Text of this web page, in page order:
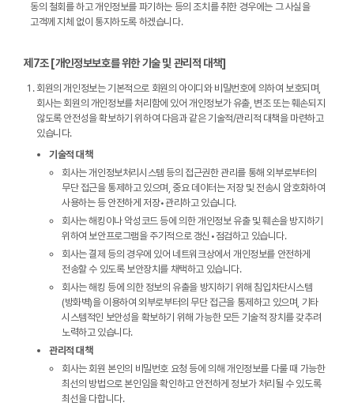
동의 철회를 하고 개인정보를 파기하는 등의 조치를 취한 경우에는 그 사실을
고객께 지체 없이 통지하도록 하겠습니다.
제7조 [개인정보보호를 위한 기술 및 관리적 대책]
회원의 개인정보는 기본적으로 회원의 아이디와 비밀번호에 의하여 보호되며,
회사는 회원의 개인정보를 처리함에 있어 개인정보가 유출, 변조 또는 훼손되지
않도록 안전성을 확보하기 위하여 다음과 같은 기술적/관리적 대책을 마련하고
있습니다.
기술적 대책
회사는 개인정보처리시스템 등의 접근권한 관리를 통해 외부로부터의
무단 접근을 통제하고 있으며, 중요 데이터는 저장 및 전송시 암호화하여
사용하는 등 안전하게 저장•관리하고 있습니다.
회사는 해킹이나 악성코드 등에 의한 개인정보 유출 및 훼손을 방지하기
위하여 보안프로그램을 주기적으로 갱신•점검하고 있습니다.
회사는 결제 등의 경우에 있어 네트워크상에서 개인정보를 안전하게
전송할 수 있도록 보안장치를 채택하고 있습니다.
회사는 해킹 등에 의한 정보의 유출을 방지하기 위해 침입차단시스템
(방화벽)을 이용하여 외부로부터의 무단 접근을 통제하고 있으며, 기타
시스템적인 보안성을 확보하기 위해 가능한 모든 기술적 장치를 갖추려
노력하고 있습니다.
관리적 대책
회사는 회원 본인의 비밀번호 요청 등에 의해 개인정보를 다룰 때 가능한
최선의 방법으로 본인임을 확인하고 안전하게 정보가 처리될 수 있도록
최선을 다합니다.